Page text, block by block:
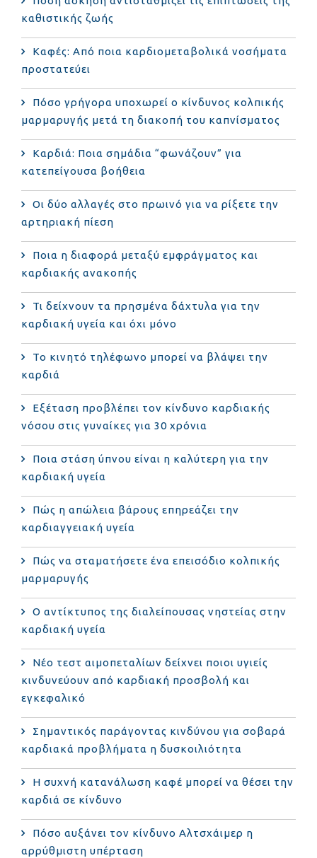
καθιστικής ζωής
Καφές: Από ποια καρδιομεταβολικά νοσήματα
προστατεύει
Πόσο γρήγορα υποχωρεί ο κίνδυνος κολπικής
μαρμαρυγής μετά τη διακοπή του καπνίσματος
Καρδιά: Ποια σημάδια “φωνάζουν” για
κατεπείγουσα βοήθεια
Οι δύο αλλαγές στο πρωινό για να ρίξετε την
αρτηριακή πίεση
Ποια η διαφορά μεταξύ εμφράγματος και
καρδιακής ανακοπής
Τι δείχνουν τα πρησμένα δάχτυλα για την
καρδιακή υγεία και όχι μόνο
Το κινητό τηλέφωνο μπορεί να βλάψει την
καρδιά
Eξέταση προβλέπει τον κίνδυνο καρδιακής
νόσου στις γυναίκες για 30 χρόνια
Ποια στάση ύπνου είναι η καλύτερη για την
καρδιακή υγεία
Πώς η απώλεια βάρους επηρεάζει την
καρδιαγγειακή υγεία
Πώς να σταματήσετε ένα επεισόδιο κολπικής
μαρμαρυγής
Ο αντίκτυπος της διαλείπουσας νηστείας στην
καρδιακή υγεία
Νέο τεστ αιμοπεταλίων δείχνει ποιοι υγιείς
κινδυνεύουν από καρδιακή προσβολή και
εγκεφαλικό
Σημαντικός παράγοντας κινδύνου για σοβαρά
καρδιακά προβλήματα η δυσκοιλιότητα
Η συχνή κατανάλωση καφέ μπορεί να θέσει την
καρδιά σε κίνδυνο
Πόσο αυξάνει τον κίνδυνο Αλτσχάιμερ η
αρρύθμιστη υπέρταση